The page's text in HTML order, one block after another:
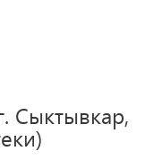
Сыктывкар,